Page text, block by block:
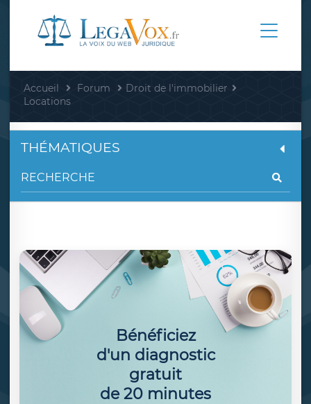
Accueil Forum
Droit de l'immobilier
Locations
THÉMATIQUES
Bénéficiez
d'un diagnostic
gratuit
de 20 minutes